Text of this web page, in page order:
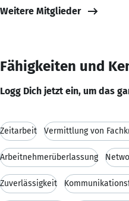
Weitere Mitglieder
Fähigkeiten und
Logg Dich jetzt ein, um das
Zeitarbeit Vermittlung von
Arbeitnehmerüberlassung
Zuverlässigkeit